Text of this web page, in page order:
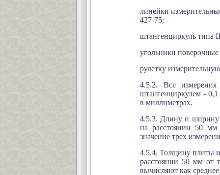
линейки
427-75;
штангенциркуль
угольники
рулетку
4.5.2. Все
штангенциркулем -
в миллиметрах.
4.5.3. Длину и ширину
на расстоянии 50 мм
значение трех
4.5.4. Толщину плиты
расстоянии 50 мм от
вычисляют как